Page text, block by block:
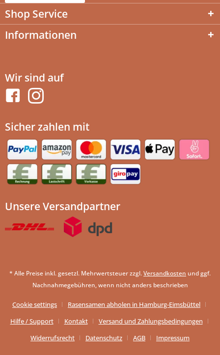
Shop Service
Informationen
Wir sind auf
Sicher zahlen mit
Unsere Versandpartner
* Alle Preise inkl. gesetzl. Mehrwertsteuer zzgl.Versandkosten und ggf.
Nachnahmegebühren, wenn nicht anders beschrieben
Cookie settings
Rasensamen abholen in Hamburg-Eimsbüttel
Hilfe / Support
Kontakt
Versand und Zahlungsbedingungen
Widerrufsrecht
Datenschutz AGB Impressum